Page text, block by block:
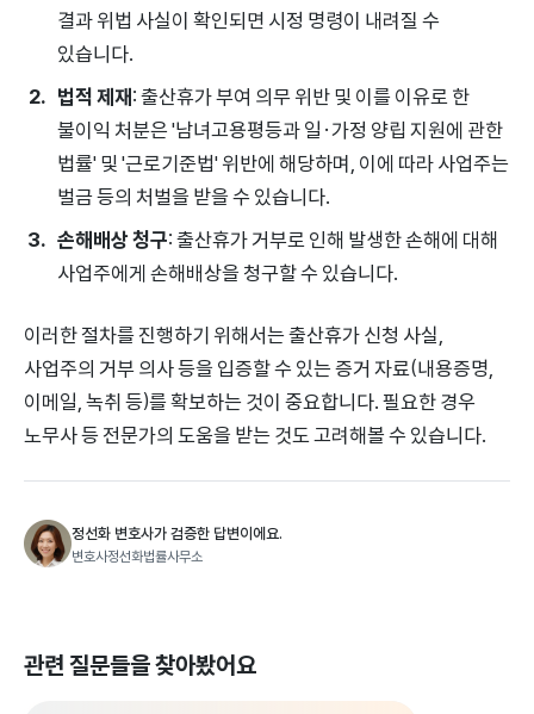
결과 위법 사실이 확인되면 시정 명령이 내려질 수
있습니다.
법적 제재: 출산휴가 부여 의무 위반 및 이를 이유로 한
불이익 처분은 '남녀고용평등과 일·가정 양립 지원에 관한
법률' 및 '근로기준법' 위반에 해당하며, 이에 따라 사업주는
벌금 등의 처벌을 받을 수 있습니다.
손해배상 청구: 출산휴가 거부로 인해 발생한 손해에 대해
사업주에게 손해배상을 청구할 수 있습니다.
이러한 절차를 진행하기 위해서는 출산휴가 신청 사실,
사업주의 거부 의사 등을 입증할 수 있는 증거 자료(내용증명,
이메일, 녹취 등)를 확보하는 것이 중요합니다. 필요한 경우
노무사 등 전문가의 도움을 받는 것도 고려해볼 수 있습니다.
정선화 변호사가 검증한 답변이에요.
변호사정선화법률사무소
관련 질문들을 찾아봤어요